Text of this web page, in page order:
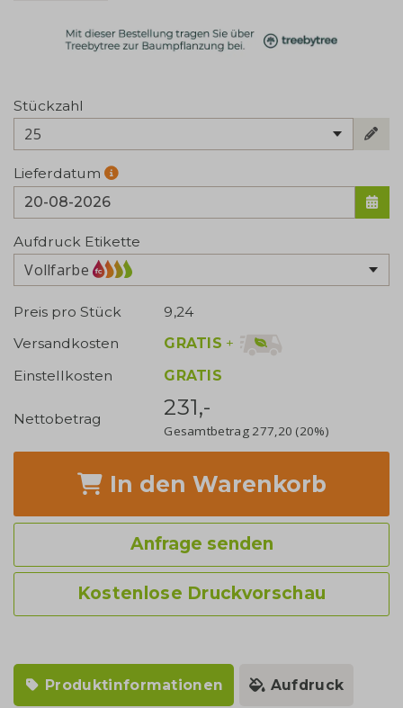
Stückzahl
25
Lieferdatum
Aufdruck Etikette
Vollfarbe
Preis pro Stück
9,24
Versandkosten
GRATIS +
Einstellkosten
GRATIS
Nettobetrag 231,-
Gesamtbetrag 277,20 (20%)
In den Warenkorb
Anfrage senden
Kostenlose Druckvorschau
Produktinformationen Aufdruck